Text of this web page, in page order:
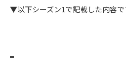
▼以下シーズン1で記載した内容で